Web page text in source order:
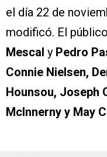
el día 22 de
modificó. El
Mescal y Pedro
Connie Nielsen,
Hounsou, Joseph
McInnerny y May